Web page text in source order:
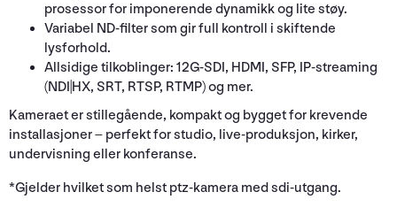
prosessor for imponerende dynamikk og lite støy.
Variabel ND-filter som gir full kontroll i skiftende
lysforhold.
Allsidige tilkoblinger: 12G-SDI, HDMI, SFP, IP-streaming
(NDI|HX, SRT, RTSP, RTMP) og mer.
Kameraet er stillegående, kompakt og bygget for krevende
installasjoner – perfekt for studio, live-produksjon, kirker,
undervisning eller konferanse.
*Gjelder hvilket som helst ptz-kamera med sdi-utgang.